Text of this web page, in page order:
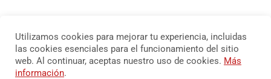
¿ESTAS LISTO?
Aprender es Simple
Utilizamos cookies para mejorar tu experiencia, incluidas
las cookies esenciales para el funcionamiento del sitio
web. Al continuar, aceptas nuestro uso de cookies. Más
información.